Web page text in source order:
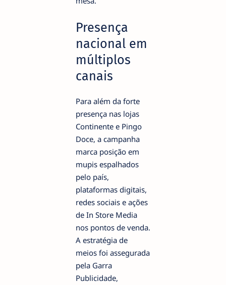
Presença
nacional em
múltiplos
canais
Para além da forte
presença nas lojas
Continente e Pingo
Doce, a campanha
marca posição em
mupis espalhados
pelo país,
plataformas digitais,
redes sociais e ações
de In Store Media
nos pontos de venda.
A estratégia de
meios foi assegurada
pela Garra
Publicidade,